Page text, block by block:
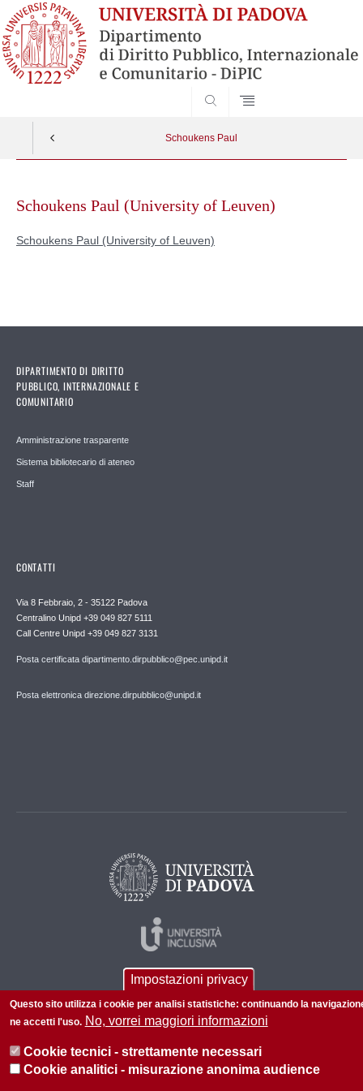
Schoukens Paul
contentSchoukens Paul (University of Leuven)
Schoukens Paul (University of Leuven)
DIPARTIMENTO DI DIRITTO
PUBBLICO, INTERNAZIONALE E
COMUNITARIO
Amministrazione trasparente
Sistema bibliotecario di ateneo
Staff
CONTATTI
Via 8 Febbraio, 2 - 35122 Padova
Centralino Unipd +39 049 827 5111
Call Centre Unipd +39 049 827 3131
Posta certificata dipartimento.dirpubblico@pec.unipd.it
Posta elettronica direzione.dirpubblico@unipd.it
© 2026 Università di Padova - Tutti i diritti riservati
P.I. 00742430283 C.F. 80006480281
Impostazioni privacy
Questo sito utilizza i cookie per analisi statistiche: continuando la
ne accetti l'uso. No, vorrei maggiori informazioni
Cookie tecnici - strettamente necessari
Cookie analitici - misurazione anonima audience